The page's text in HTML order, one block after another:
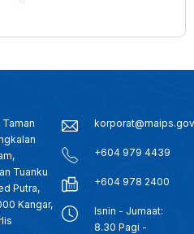
Taman
Tuanku
Putra,
Kangar,
+604 979 4439
+604 978 2400
Isnin - Jumaat:
8.30 Pagi -